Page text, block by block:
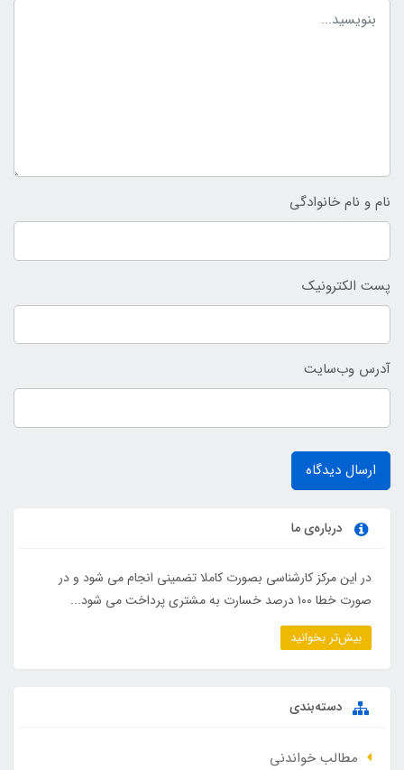
نام و نام خانوادگی
پست الکترونیک
آدرس وب‌سایت
ارسال دیدگاه
درباره‌ی ما
در این مرکز کارشناسی بصورت کاملا تضمینی انجام می شود و در
صورت خطا ۱۰۰ درصد خسارت به مشتری پرداخت می شود...
بیش‌تر بخوانید
دسته‌بندی
مطالب خواندنی